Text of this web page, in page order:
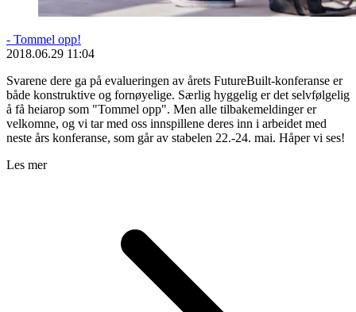
- Tommel opp!
2018.06.29 11:04
Svarene dere ga på evalueringen av årets FutureBuilt-konferanse er
både konstruktive og fornøyelige. Særlig hyggelig er det selvfølgelig
å få heiarop som "Tommel opp". Men alle tilbakemeldinger er
velkomne, og vi tar med oss innspillene deres inn i arbeidet med
neste års konferanse, som går av stabelen 22.-24. mai. Håper vi ses!
Les mer